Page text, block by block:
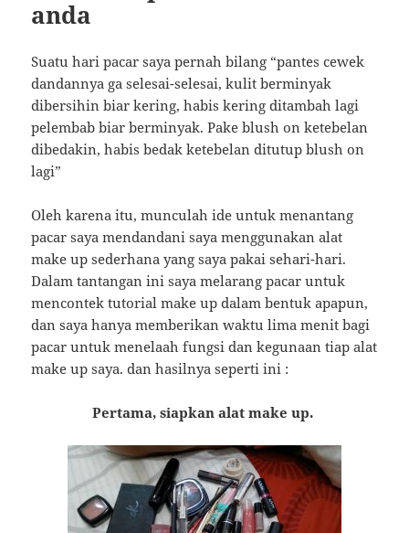
anda
Suatu hari pacar saya pernah bilang “pantes cewek
dandannya ga selesai-selesai, kulit berminyak
dibersihin biar kering, habis kering ditambah lagi
pelembab biar berminyak. Pake blush on ketebelan
dibedakin, habis bedak ketebelan ditutup blush on
lagi”
Oleh karena itu, munculah ide untuk menantang
pacar saya mendandani saya menggunakan alat
make up sederhana yang saya pakai sehari-hari.
Dalam tantangan ini saya melarang pacar untuk
mencontek tutorial make up dalam bentuk apapun,
dan saya hanya memberikan waktu lima menit bagi
pacar untuk menelaah fungsi dan kegunaan tiap alat
make up saya. dan hasilnya seperti ini :
Pertama, siapkan alat make up.